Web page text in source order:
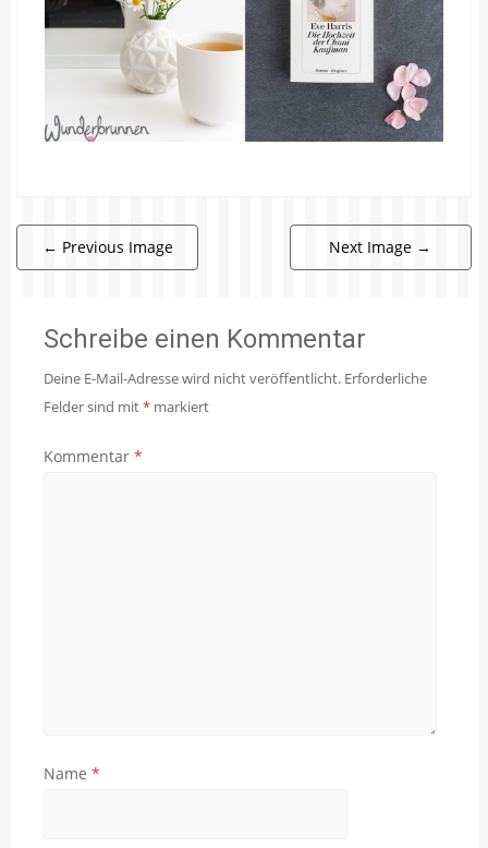
← Previous Image Next Image →
Schreibe einen Kommentar
Deine E-Mail-Adresse wird nicht veröffentlicht. Erforderliche
Felder sind mit* markiert
Kommentar *
Name *